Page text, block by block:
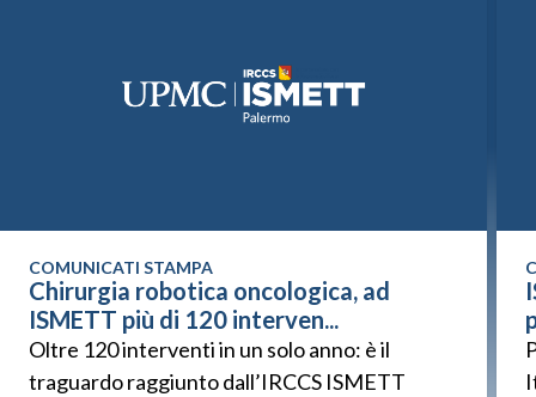
COMUNICATI STAMPA
Chirurgia robotica oncologica, ad
ISMETT più di 120 interven...
Oltre 120 interventi in un solo anno: è il
traguardo raggiunto dall’IRCCS ISMETT